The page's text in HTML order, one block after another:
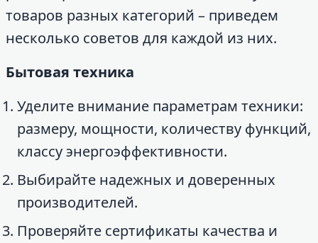
товаров разных категорий – приведем
несколько советов для каждой из них.
Бытовая техника
Уделите внимание параметрам техники:
размеру, мощности, количеству функций,
классу энергоэффективности.
Выбирайте надежных и доверенных
производителей.
Проверяйте сертификаты качества и